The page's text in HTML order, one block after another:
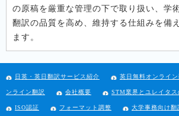
の原稿を厳重な管理の下で取り扱い、学
翻訳の品質を高め、維持する仕組みを備
ます。
日英・英日翻訳サービス紹介 英日無料オンライン
ンライン翻訳 会社概要 STM業界とユレイタス
ISO認証 フォーマット調整 大学事務向け翻